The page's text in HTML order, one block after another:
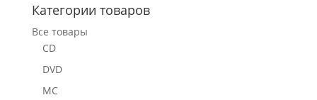
Категории товаров
Все товары
CD
DVD
MC